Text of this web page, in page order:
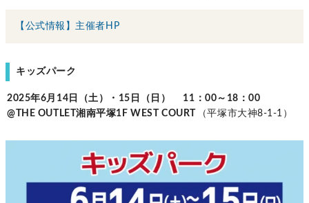
【公式情報】主催者HP
キッズパーク
2025年6月14日（土）・15日（日） 11：00～18：00
@THE OUTLET湘南平塚1F WEST COURT
（平塚市大神8‐1‐1）